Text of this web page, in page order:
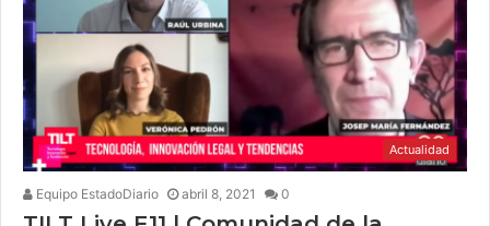
Actualidad
Equipo EstadoDiario abril 8, 2021 0